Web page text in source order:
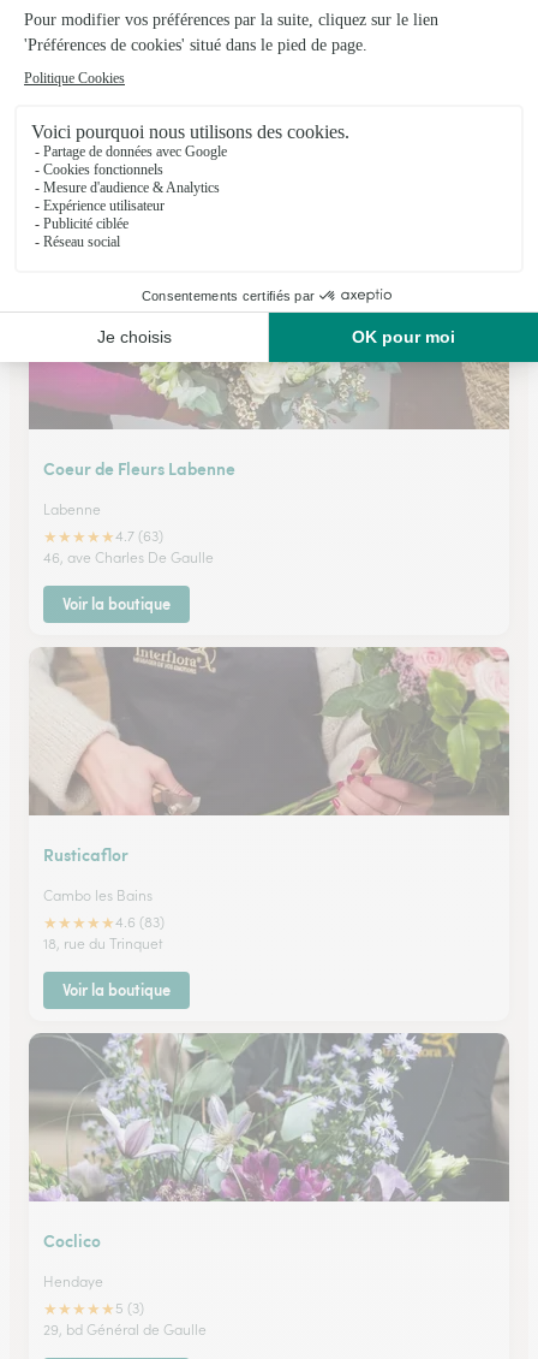
Rose Basque
Ustaritz
★★★★★4.4 (65)
233, rue Hiribehere Domaine Hirigoina
Voir la boutique
Coeur de Fleurs Labenne
Labenne
★★★★★4.7 (63)
46, ave Charles De Gaulle
Voir la boutique
Rusticaflor
Cambo les Bains
★★★★★4.6 (83)
18, rue du Trinquet
Voir la boutique
Coclico
Hendaye
★★★★★ 5 (3)
29, bd Général de Gaulle